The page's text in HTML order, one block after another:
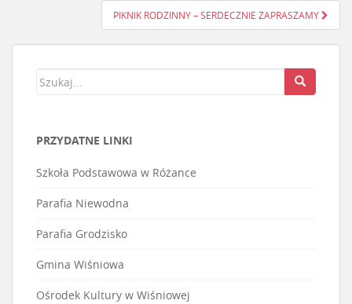
PIKNIK RODZINNY – SERDECZNIE ZAPRASZAMY
PRZYDATNE LINKI
Szkoła Podstawowa w Różance
Parafia Niewodna
Parafia Grodzisko
Gmina Wiśniowa
Ośrodek Kultury w Wiśniowej